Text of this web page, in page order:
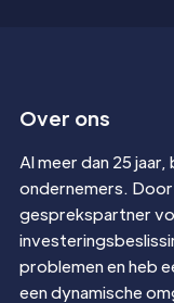
Over ons
Al meer dan 25
ondernemers.
gesprekspartner
problemen en heb
een dynamische